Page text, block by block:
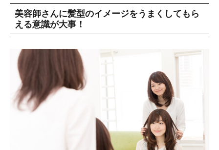
美容師さんに髪型のイメージをうまくしてもら
える意識が大事！